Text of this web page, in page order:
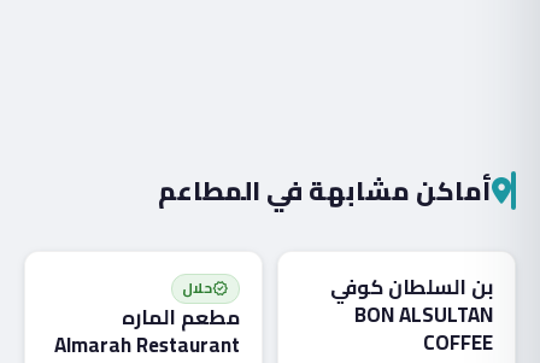
أماكن مشابهة في المطاعم
المطاعم
بن السلطان كوفي
BON ALSULTAN
COFFEE
المطاعم
verifiedحلال
مطعم الماره
Almarah Restaurant